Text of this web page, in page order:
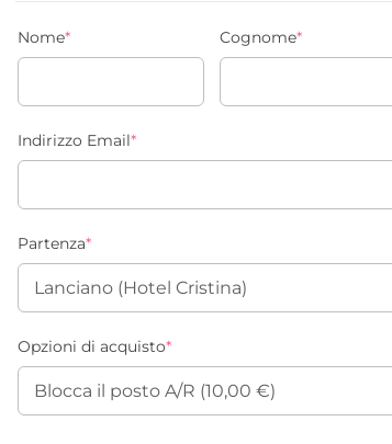
Nome* Cognome*
Indirizzo Email*
Partenza*
Opzioni di acquisto*